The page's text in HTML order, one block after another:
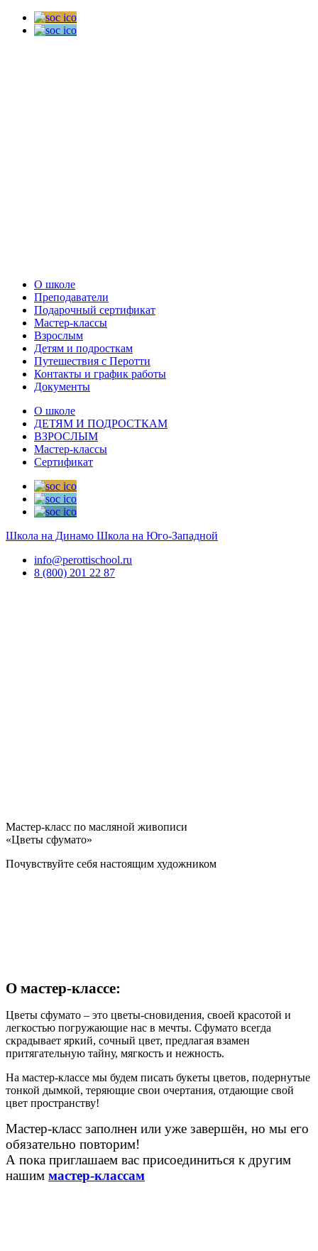
О школе
Преподаватели
Подарочный сертификат
Мастер-классы
Взрослым
Детям и подросткам
Путешествия с Перотти
Контакты и график работы
Документы
О школе
ДЕТЯМ И ПОДРОСТКАМ
ВЗРОСЛЫМ
Мастер-классы
Сертификат
Школа на Динамо Школа на Юго-Западной
info@perottischool.ru
8 (800) 201 22 87
Мастер-класс по масляной живописи
«Цветы сфумато»
Почувствуйте себя настоящим художником
О мастер-классе:
Цветы сфумато – это цветы-сновидения, своей красотой и
легкостью погружающие нас в мечты. Сфумато всегда
скрадывает яркий, сочный цвет, предлагая взамен
притягательную тайну, мягкость и нежность.
На мастер-классе мы будем писать букеты цветов, подернутые
тонкой дымкой, теряющие свои очертания, отдающие свой
цвет пространству!
Мастер-класс заполнен или уже завершён, но мы его
обязательно повторим!
А пока приглашаем вас присоединиться к другим
нашим мастер-классам